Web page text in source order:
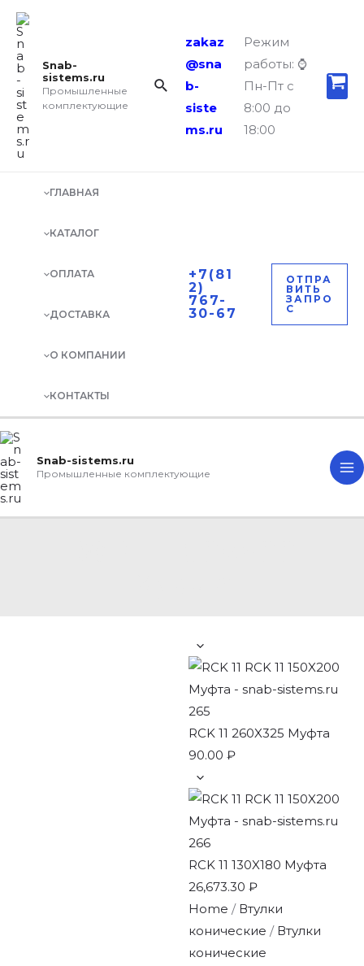
Перейти
содержимому
Snab-
sistems.ru
Промышленные
комплектующие
zakaz
@sna
b-
siste
ms.ru
Режим
работы: ⌚
Пн-Пт с
8:00 до
18:00
ГЛАВНАЯ
КАТАЛОГ
ОПЛАТА
ДОСТАВКА
О КОМПАНИИ
КОНТАКТЫ
+7(81
2)
767-
30-67
ОТПРА
ВИТЬ
ЗАПРО
С
Snab-sistems.ru
Промышленные комплектующие
RCK 11 260X325 Муфта
90.00₽
RCK 11 130X180 Муфта
26,673.30₽
Home / Втулки
конические / Втулки
конические
Муфта
Search...